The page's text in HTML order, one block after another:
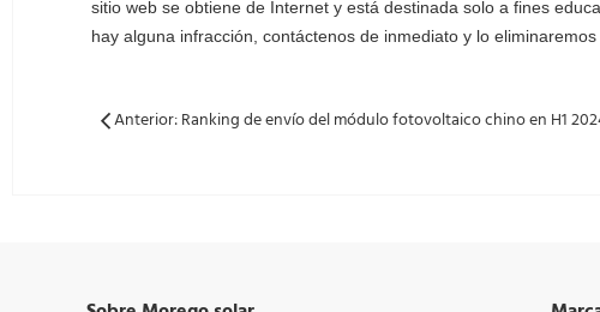
sitio web se obtiene de Internet y está destinada solo a fines
hay alguna infracción, contáctenos de inmediato y lo eliminaremos
Anterior: Ranking de envío del módulo fotovoltaico chino en H1